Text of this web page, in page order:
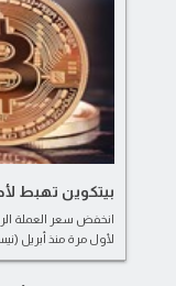
بيتكوين تهبط
لأول مرة منذ أبريل